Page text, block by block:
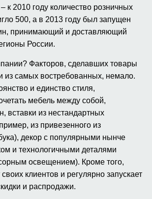
к 2010 году количество розничных
500, а в 2013 году был запущен
принимающий и доставляющий
России.
Факторов, сделавших товары
из самых востребованных, немало.
и единство стиля,
мебель между собой,
вставки из нестандартных
из привезенного из
декор с популярными нынче
и технологичными деталями
освещением). Кроме того,
клиентов и регулярно запускает
и распродажи.